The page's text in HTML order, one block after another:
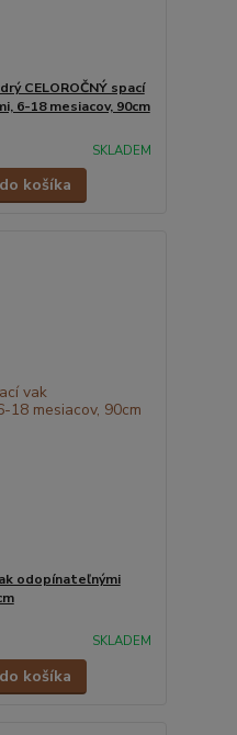
CELOROČNÝ spací
6-18 mesiacov, 90cm
SKLADEM
košíka
odopínateľnými
SKLADEM
košíka